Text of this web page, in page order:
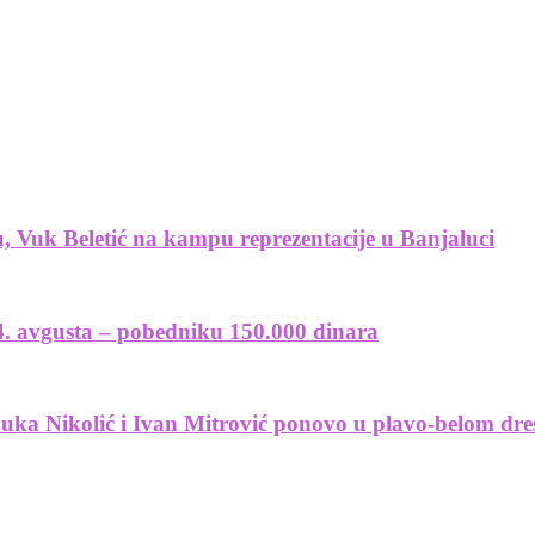
Vuk Beletić na kampu reprezentacije u Banjaluci
– pobedniku 150.000 dinara
Nikolić i Ivan Mitrović ponovo u plavo-belom